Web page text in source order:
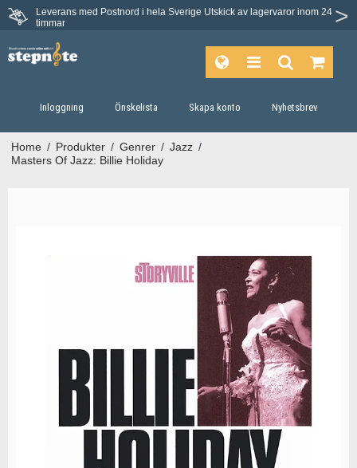
Leverans med Postnord i hela Sverige Utskick av lagervaror inom 24
timmar
Inloggning Önskelista Skapa konto Nyhetsbrev
Home / Produkter / Genrer / Jazz /
Masters Of Jazz: Billie Holiday